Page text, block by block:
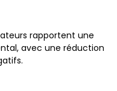
rapportent une
avec une réduction